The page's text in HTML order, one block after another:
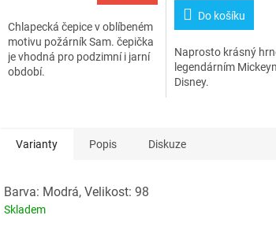
Chlapecká čepice v oblíbeném
motivu požárník Sam. čepička
je vhodná pro podzimní i jarní
období.
Do košíku
Naprosto krásný
legendárním
Disney.
Varianty Popis Diskuze
Barva: Modrá, Velikost: 98
Skladem